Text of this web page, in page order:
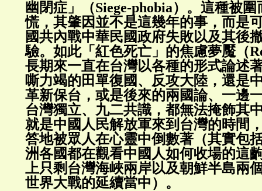
幽閉症」（Siege-phobia）。這種被
慌，其肇因並不是這幾年的事，而是
國共內戰中華民國政府失敗以及其後
驗。如此「紅色死亡」的焦慮夢魘（
長期來一直在台灣以各種的形式論述
嘶力竭的田單復國、反攻大陸，還是
革新保台，或是後來的兩國論、一邊
台灣獨立、九二共識，都無法掩飾其
就是中國人民解放軍來到台灣的時間
答地被眾人在心靈中倒數著（其實包
洲各國都在觀看中國人如何收場的這
上只剩台灣海峽兩岸以及朝鮮半島兩
世界大戰的延續當中）。